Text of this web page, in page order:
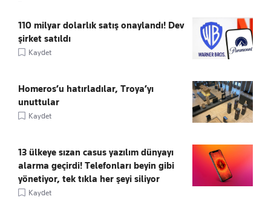
110 milyar dolarlık satış onaylandı! Dev
şirket satıldı
Kaydet
Homeros’u hatırladılar, Troya’yı
unuttular
Kaydet
13 ülkeye sızan casus yazılım dünyayı
alarma geçirdi! Telefonları beyin gibi
yönetiyor, tek tıkla her şeyi siliyor
Kaydet